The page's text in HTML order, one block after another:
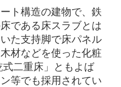
ト構造の建物で、鉄
である床スラブとは
た支持脚で床パネル
材などを使った化粧
二重床」ともよば
等でも採用されてい